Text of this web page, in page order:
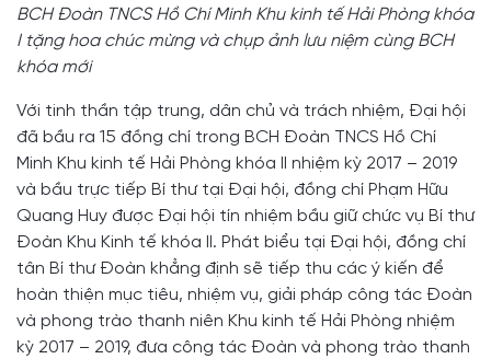
BCH Đoàn TNCS Hồ Chí Minh Khu kinh tế Hải Phòng khóa
I tặng hoa chúc mừng và chụp ảnh lưu niệm cùng BCH
khóa mới
Với tinh thần tập trung, dân chủ và trách nhiệm, Đại hội
đã bầu ra 15 đồng chí trong BCH Đoàn TNCS Hồ Chí
Minh Khu kinh tế Hải Phòng khóa II nhiệm kỳ 2017 – 2019
và bầu trực tiếp Bí thư tại Đại hội, đồng chí Phạm Hữu
Quang Huy được Đại hội tín nhiệm bầu giữ chức vụ Bí thư
Đoàn Khu Kinh tế khóa II. Phát biểu tại Đại hội, đồng chí
tân Bí thư Đoàn khẳng định sẽ tiếp thu các ý kiến để
hoàn thiện mục tiêu, nhiệm vụ, giải pháp công tác Đoàn
và phong trào thanh niên Khu kinh tế Hải Phòng nhiệm
kỳ 2017 – 2019, đưa công tác Đoàn và phong trào thanh